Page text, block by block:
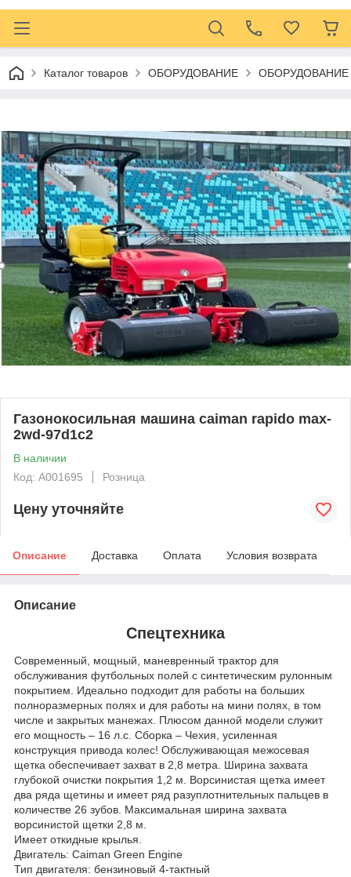
Каталог товаров ОБОРУДОВАНИЕ ОБОРУДОВАНИЕ
Газонокосильная машина caiman rapido max-
2wd-97d1c2
В наличии
Код: А001695
Розница
Цену уточняйте
Описание Доставка Оплата Условия возврата
Описание
Спецтехника
Современный, мощный, маневренный трактор для
обслуживания футбольных полей с синтетическим рулонным
покрытием. Идеально подходит для работы на больших
полноразмерных полях и для работы на мини полях, в том
числе и закрытых манежах. Плюсом данной модели служит
его мощность – 16 л.с. Сборка – Чехия, усиленная
конструкция привода колес! Обслуживающая межосевая
щетка обеспечивает захват в 2,8 метра. Ширина захвата
глубокой очистки покрытия 1,2 м. Ворсинистая щетка имеет
два ряда щетины и имеет ряд разуплотнительных пальцев в
количестве 26 зубов. Максимальная ширина захвата
ворсинистой щетки 2,8 м.
Имеет откидные крылья.
Двигатель: Caiman Green Engine
Тип двигателя: бензиновый 4-тактный